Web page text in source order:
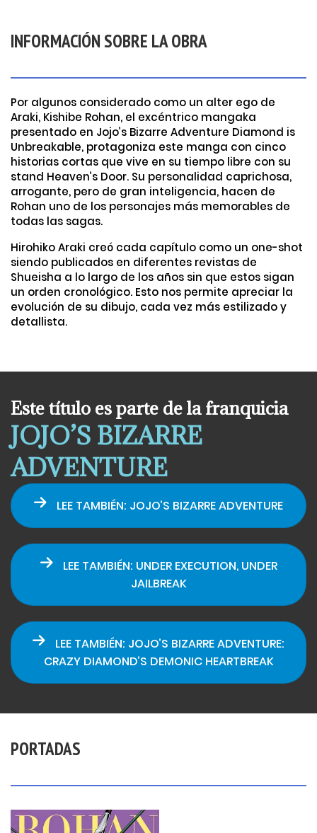
INFORMACIÓN SOBRE LA OBRA
Por algunos considerado como un alter ego de
Araki, Kishibe Rohan, el excéntrico mangaka
presentado en Jojo’s Bizarre Adventure Diamond is
Unbreakable, protagoniza este manga con cinco
historias cortas que vive en su tiempo libre con su
stand Heaven’s Door. Su personalidad caprichosa,
arrogante, pero de gran inteligencia, hacen de
Rohan uno de los personajes más memorables de
todas las sagas.
Hirohiko Araki creó cada capítulo como un one-shot
siendo publicados en diferentes revistas de
Shueisha a lo largo de los años sin que estos sigan
un orden cronológico. Esto nos permite apreciar la
evolución de su dibujo, cada vez más estilizado y
detallista.
Este título es parte de la franquicia
JOJO’S BIZARRE
ADVENTURE
LEE TAMBIÉN: JOJO’S BIZARRE ADVENTURE
LEE TAMBIÉN: UNDER EXECUTION, UNDER
JAILBREAK
LEE TAMBIÉN: JOJO’S BIZARRE ADVENTURE:
CRAZY DIAMOND’S DEMONIC HEARTBREAK
PORTADAS